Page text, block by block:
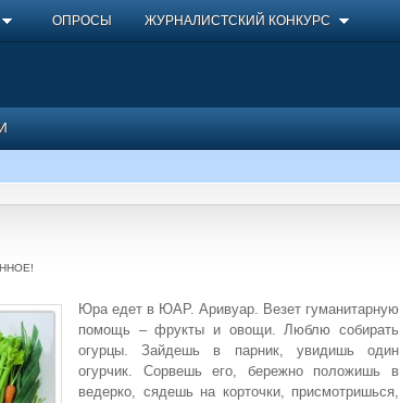
ОПРОСЫ ЖУРНАЛИСТСКИЙ КОНКУРС
Юра едет в ЮАР. Аривуар. Везет гуманитарную
помощь – фрукты и овощи. Люблю собирать
огурцы. Зайдешь в парник, увидишь один
огурчик. Сорвешь его, бережно положишь в
ведерко, сядешь на корточки, присмотришься,